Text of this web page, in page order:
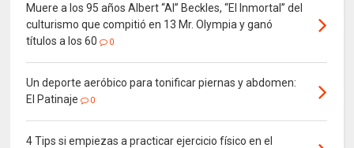
Muere a los 95 años Albert “Al” Beckles, “El Inmortal” del
culturismo que compitió en 13 Mr. Olympia y ganó
títulos a los 60
0
Un deporte aeróbico para tonificar piernas y abdomen:
El Patinaje
0
4 Tips si empiezas a practicar ejercicio físico en el